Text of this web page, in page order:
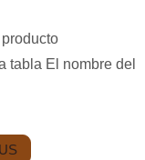
tabla El nombre del